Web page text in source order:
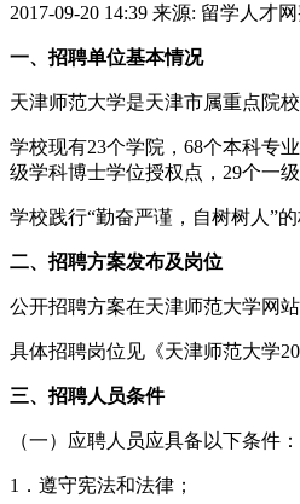
2017-09-20 14:39 来源: 留学人才
一、招聘单位基本情况
天津师范大学是天津市属重点院
学校现有23个学院，68个本科专
级学科博士学位授权点，29个一
学校践行“勤奋严谨，自树树人”
二、招聘方案发布及岗位
公开招聘方案在天津师范大学网
具体招聘岗位见《天津师范大学
三、招聘人员条件
（一）应聘人员应具备以下条件：
1．遵守宪法和法律；